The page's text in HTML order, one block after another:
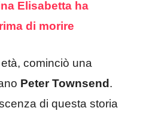
Elisabetta ha
di morire
cominciò una
Peter Townsend .
di questa storia